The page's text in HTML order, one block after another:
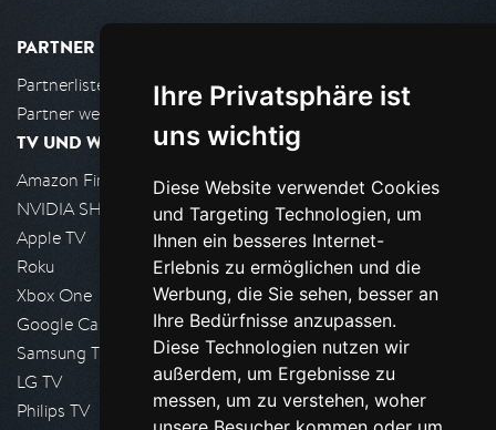
Ihre Privatsphäre ist
uns wichtig
Diese Website verwendet Cookies
und Targeting Technologien, um
Ihnen ein besseres Internet-
Erlebnis zu ermöglichen und die
Werbung, die Sie sehen, besser an
Ihre Bedürfnisse anzupassen.
Diese Technologien nutzen wir
außerdem, um Ergebnisse zu
messen, um zu verstehen, woher
PARTNER
Partnerliste
Partner werden
TV UND WOHNZIMMER
Amazon FireTV
NVIDIA SHIELD, Google TV
Apple TV
Roku
Xbox One
Google Cast
Samsung TV
LG TV
Philips TV